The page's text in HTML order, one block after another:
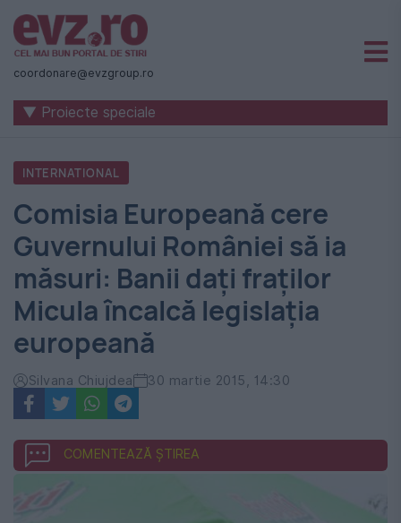
Știri
naționale
internaționale
România
-
Evenimentul
Zilei
coordonare@evzgroup.ro
▼ Proiecte speciale
INTERNATIONAL
Comisia Europeană cere
Guvernului României să ia
măsuri: Banii daţi fraţilor
Micula încalcă legislaţia
europeană
Silvana Chiujdea 30 martie 2015, 14:30
COMENTEAZĂ ȘTIREA